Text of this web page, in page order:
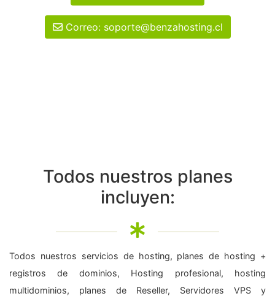
Correo: soporte@benzahosting.cl
Todos nuestros planes
incluyen:
Todos nuestros servicios de hosting, planes de hosting +
registros de dominios, Hosting profesional, hosting
multidominios, planes de Reseller, Servidores VPS y